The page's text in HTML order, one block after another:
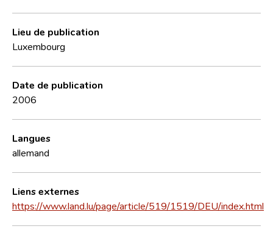
Lieu de publication
Luxembourg
Date de publication
2006
Langues
allemand
Liens externes
https://www.land.lu/page/article/519/1519/DEU/index.html